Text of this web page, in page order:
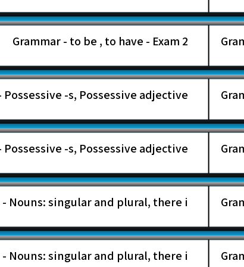
Grammar - to be , to have - Exam 2
-s, Possessive adjective ...
-s, Possessive adjective ...
Nouns: singular and plural, there i ...
Nouns: singular and plural, there i ...